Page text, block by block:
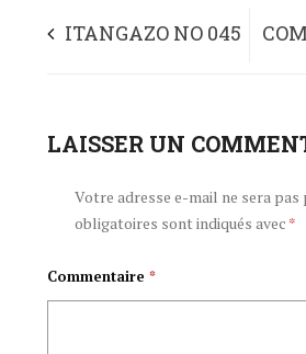
ITANGAZO NO 045
RY’UMUGAMBWE
CNDD-FDD RYO KU
2015
LAISSER UN
Votre adresse e-mail ne sera pas
obligatoires sont indiqués avec *
Commentaire *